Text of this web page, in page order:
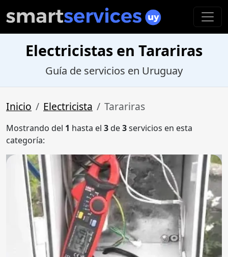
Electricistas en Tarariras
Guía de servicios en Uruguay
Inicio Electricista Tarariras
Mostrando del 1 hasta el 3de3servicios en esta
categoría: